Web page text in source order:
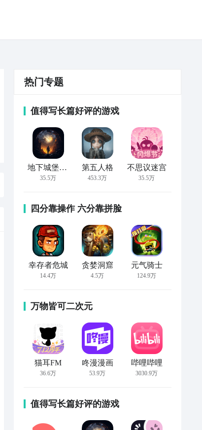
热门专题
值得写长篇好评的游戏
地下城堡2:黑暗觉醒
35.5万
第五人格
453.3万
不思议迷宫
35.5万
四分靠操作 六分靠拼脸
幸存者危城
14.4万
贪婪洞窟
4.5万
元气骑士
124.9万
万物皆可二次元
猫耳FM
36.6万
咚漫漫画
53.9万
哔哩哔哩
3030.9万
值得写长篇好评的游戏